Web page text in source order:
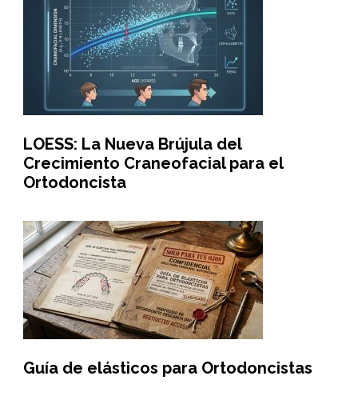
LOESS: La Nueva Brújula del
Crecimiento Craneofacial para el
Ortodoncista
Guía de elásticos para Ortodoncistas